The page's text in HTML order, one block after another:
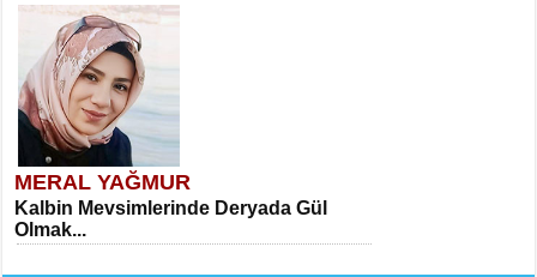
MERAL YAĞMUR
Kalbin Mevsimlerinde Deryada Gül
Olmak...